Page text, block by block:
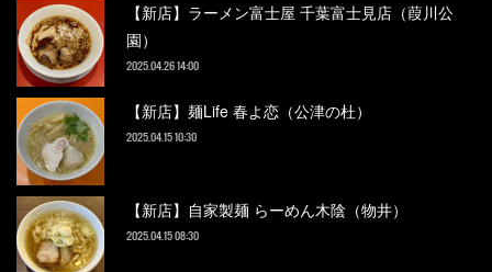
【新店】ラーメン富士屋 千葉富士見店（葭川公
園）
2025.04.26 14:00
【新店】麺Life 春よ恋（公津の杜）
2025.04.15 10:30
【新店】自家製麺 らーめん木陰（物井）
2025.04.15 08:30